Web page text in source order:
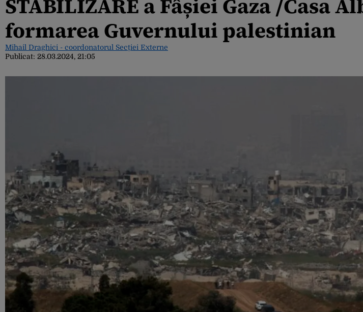
STABILIZARE a Fâșiei Gaza /Casa
formarea Guvernului palestinian
Mihail Draghici - coordonatorul Secției Externe
Publicat: 28.03.2024, 21:05